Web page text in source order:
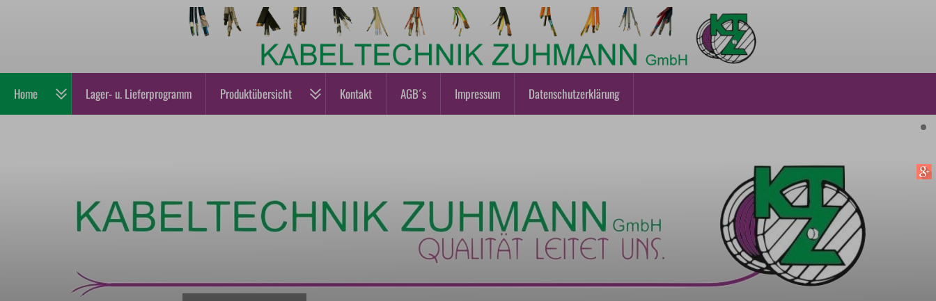
Home Lager- u. Lieferprogramm Produktübersicht Kontakt AGB´s Impressum Datenschutzerklärung